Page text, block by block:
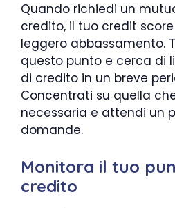
Quando richiedi un
credito, il tuo credit
leggero abbassamento.
questo punto e cerca di
di credito in un breve
Concentrati su quella
necessaria e attendi un
domande.
Monitora il tuo
credito